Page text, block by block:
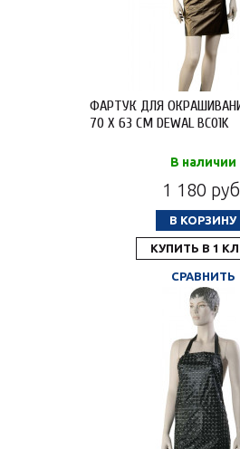
ФАРТУК ДЛЯ
70 X 63 СМ DEWAL BC01K
В наличии
1 180
В КОРЗИНУ
КУПИТЬ В 1
СРАВНИТЬ